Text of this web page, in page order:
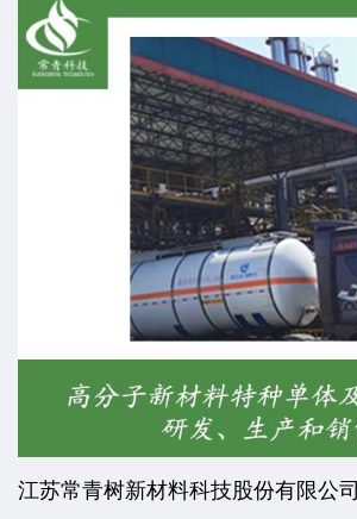
江苏常青树新材料科技股份有限公司